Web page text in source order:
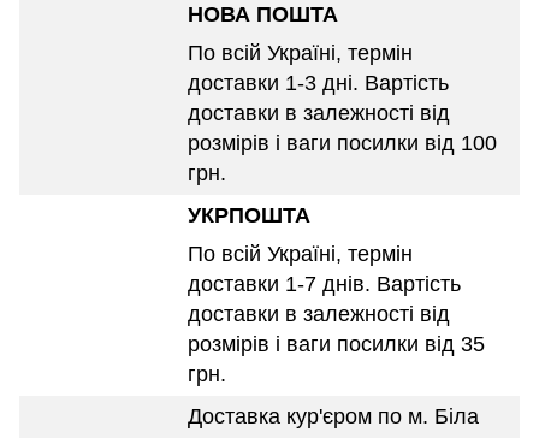
НОВА ПОШТА
По всій Україні, термін
доставки 1-3 дні. Вартість
доставки в залежності від
розмірів і ваги посилки від 100
грн.
УКРПОШТА
По всій Україні, термін
доставки 1-7 днів. Вартість
доставки в залежності від
розмірів і ваги посилки від 35
грн.
Доставка кур'єром по м. Біла